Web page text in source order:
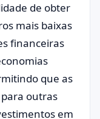
de obter
mais baixas
financeiras
que as
outras
em